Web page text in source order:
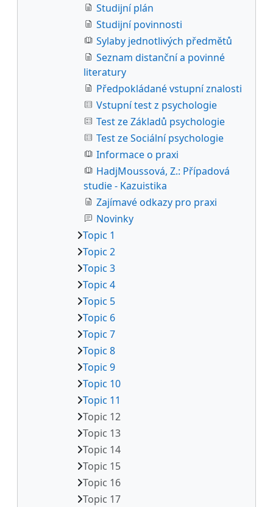
Studijní plán
Studijní povinnosti
Sylaby jednotlivých předmětů
Seznam distanční a povinné
literatury
Předpokládané vstupní znalosti
Vstupní test z psychologie
Test ze Základů psychologie
Test ze Sociální psychologie
Informace o praxi
HadjMoussová, Z.: Případová
studie - Kazuistika
Zajímavé odkazy pro praxi
Novinky
Topic 1
Topic 2
Topic 3
Topic 4
Topic 5
Topic 6
Topic 7
Topic 8
Topic 9
Topic 10
Topic 11
Topic 12
Topic 13
Topic 14
Topic 15
Topic 16
Topic 17